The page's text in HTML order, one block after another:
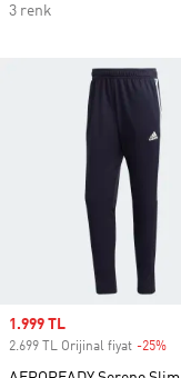
3 renk
Sale price
1.999 TL
2.699 TL Orijinal fiyat -25%